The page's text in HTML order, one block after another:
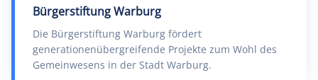
Bürgerstiftung Warburg
Die Bürgerstiftung Warburg fördert
generationenübergreifende Projekte zum Wohl des
Gemeinwesens in der Stadt Warburg.